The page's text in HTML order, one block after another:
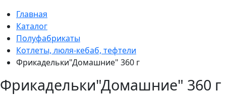
Главная
Каталог
Полуфабрикаты
Котлеты, люля-кебаб, тефтели
Фрикадельки"Домашние" 360 г
Фрикадельки"Домашние" 360 г